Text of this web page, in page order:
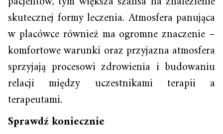
skutecznej formy leczenia. Atmosfera panująca
w placówce również ma ogromne znaczenie –
komfortowe warunki oraz przyjazna atmosfera
sprzyjają procesowi zdrowienia i budowaniu
relacji między uczestnikami terapii a
terapeutami.
Sprawdź koniecznie